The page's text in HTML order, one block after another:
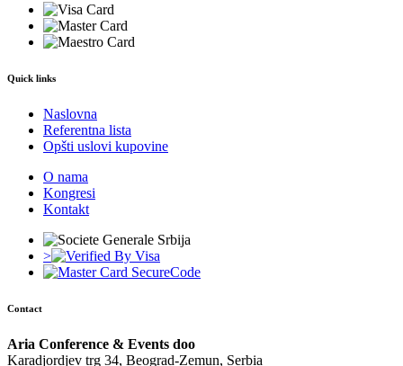
Quick links
Naslovna
Referentna lista
Opšti uslovi kupovine
O nama
Kongresi
Kontakt
>
Contact
Aria Conference & Events doo
Karadjordjev trg 34, Beograd-Zemun, Serbia